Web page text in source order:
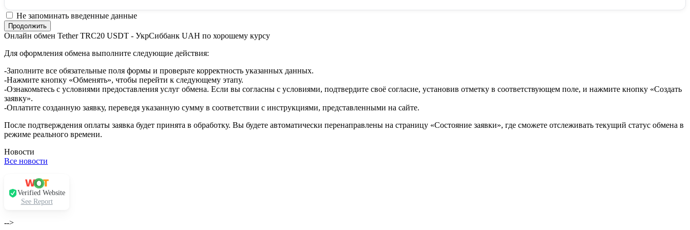
Не запоминать введенные данные
Онлайн обмен Tether TRC20 USDT - УкрСиббанк UAH по хорошему курсу
Для оформления обмена выполните следующие действия:
-Заполните все обязательные поля формы и проверьте корректность указанных данных.
-Нажмите кнопку «Обменять», чтобы перейти к следующему этапу.
-Ознакомьтесь с условиями предоставления услуг обмена. Если вы согласны с условиями, подтвердите своё согласие, установив отметку в соответствующем поле, и нажмите кнопку «Создать
заявку».
-Оплатите созданную заявку, переведя указанную сумму в соответствии с инструкциями, представленными на сайте.
После подтверждения оплаты заявка будет принята в обработку. Вы будете автоматически перенаправлены на страницу «Состояние заявки», где сможете отслеживать текущий статус обмена в
режиме реального времени.
Новости
Все новости
Verified Website
See Report
-->